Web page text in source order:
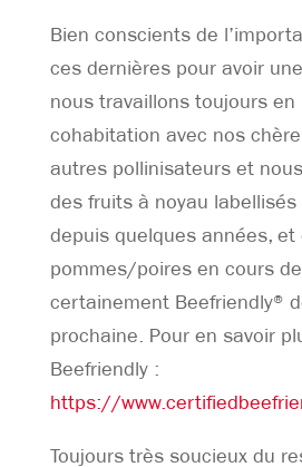
Bien conscients de
ces dernières pour avoir
nous travaillons toujours en
cohabitation avec nos
autres pollinisateurs et
des fruits à noyau labellisés
depuis quelques années, et
pommes/poires en cours
certainement Beefriendly®
prochaine. Pour en savoir
Beefriendly :
https://
Toujours très soucieux du